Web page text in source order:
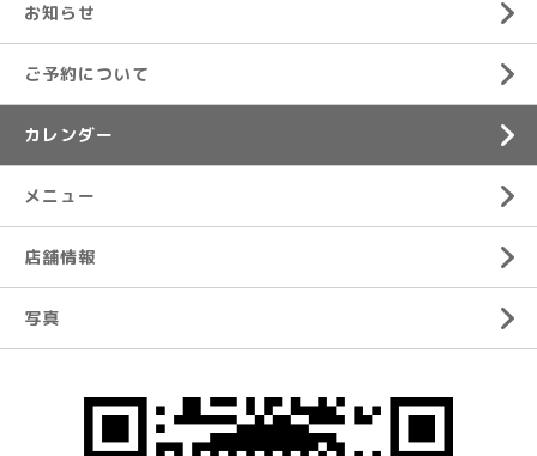
お知らせ
ご予約について
カレンダー
メニュー
店舗情報
写真